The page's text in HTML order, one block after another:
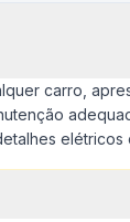
carro,
elétricos